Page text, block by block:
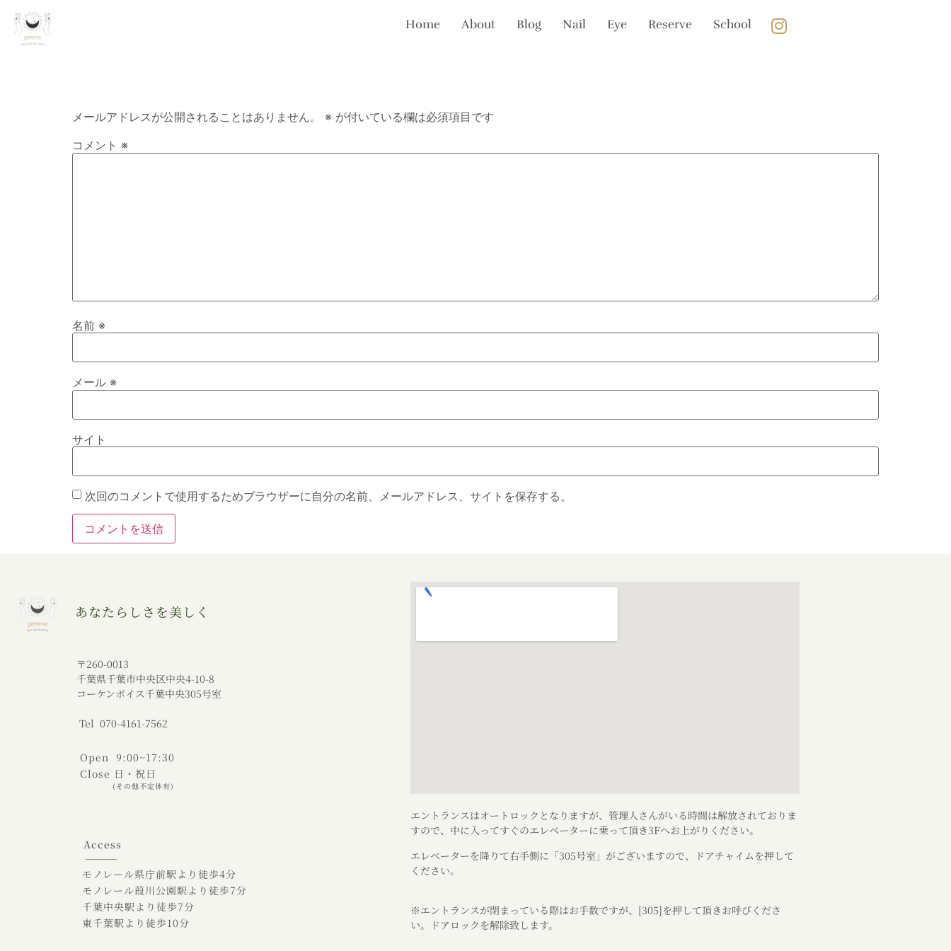
Home About Blog Nail Eye Reserve School
メールアドレスが公開されることはありません。 ※ が付いている欄は必須項目です
コメント ※
名前 ※
メール ※
サイト
次回のコメントで使用するためブラウザーに自分の名前、メールアドレス、サイトを保存する。
あなたらしさを美しく
〒260-0013
千葉県千葉市中央区中央4-10-8
コーケンボイス千葉中央305号室
Tel 070-4161-7562
Open 9:00~17:30
Close 日・祝日
(その他不定休有)
Access
モノレール県庁前駅より徒歩4分
モノレール葭川公園駅より徒歩7分
千葉中央駅より徒歩7分
東千葉駅より徒歩10分
エントランスはオートロックとなりますが、管理人さんがいる時間は解放されておりま
すので、中に入ってすぐのエレベーターに乗って頂き3Fへお上がりください。
エレベーターを降りて右手側に「305号室」がございますので、ドアチャイムを押して
ください。
※エントランスが閉まっている際はお手数ですが、[305]を押して頂きお呼びくださ
い。ドアロックを解除致します。